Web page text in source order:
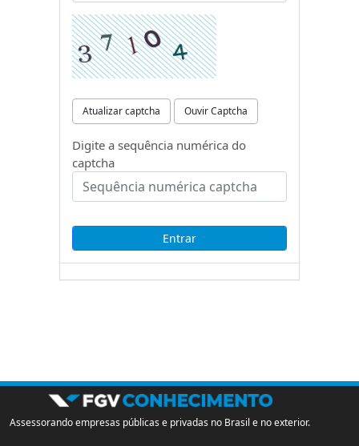
Atualizar captcha Ouvir Captcha
Digite a sequência numérica do
captcha
Assessorando empresas públicas e privadas no Brasil e no exterior.